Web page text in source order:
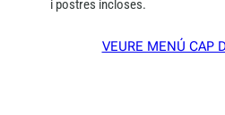
i postres incloses.
VEURE MENÚ CAP